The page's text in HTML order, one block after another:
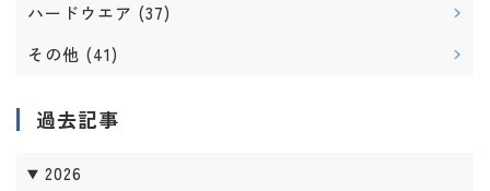
ハードウエア (37)
その他 (41)
過去記事
2026